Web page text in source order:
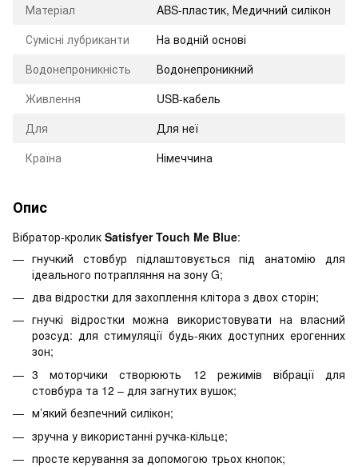
Матеріал
ABS-пластик, Медичний силікон
Сумісні лубриканти
На водній основі
Водонепроникність
Водонепроникний
Живлення
USB-кабель
Для
Для неї
Країна
Німеччина
Опис
Вібратор-кролик Satisfyer Touch Me Blue:
гнучкий стовбур підлаштовується під анатомію для
ідеального потрапляння на зону G;
два відростки для захоплення клітора з двох сторін;
гнучкі відростки можна використовувати на власний
розсуд: для стимуляції будь-яких доступних ерогенних
зон;
3 моторчики створюють 12 режимів вібрації для
стовбура та 12 – для загнутих вушок;
м’який безпечний силікон;
зручна у використанні ручка-кільце;
просте керування за допомогою трьох кнопок;